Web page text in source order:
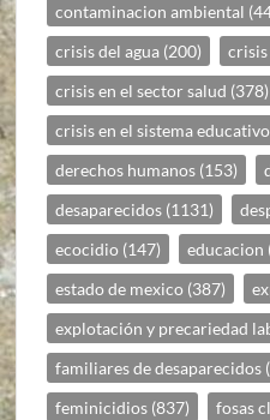
contaminacion ambiental
crisis del agua (200) crisis
crisis en el sector salud (378)
crisis en el sistema educativo
derechos humanos (153)
desaparecidos (1131)
ecocidio (147) educacion
estado de mexico (387)
explotación y precariedad
familiares de desaparecidos
feminicidios (837) fosas